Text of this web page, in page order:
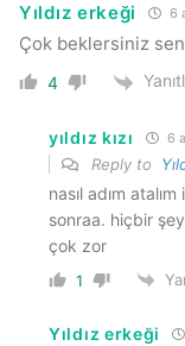
Yıldız erkeği 6
Çok beklersiniz sen
4
yıldız kızı 6
Reply to
nasıl adım
sonraa. hiçbir
çok zor
1
Yıldız erkeği